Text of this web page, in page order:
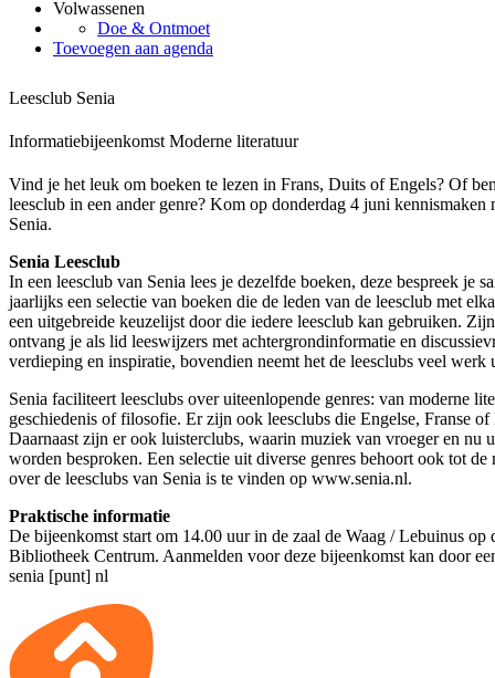
Volwassenen
Doe & Ontmoet
Toevoegen aan agenda
Leesclub Senia
Informatiebijeenkomst Moderne literatuur
Vind je het leuk om boeken te lezen in Frans, Duits of Engels? Of
leesclub in een ander genre? Kom op donderdag 4 juni kennismaken
Senia.
Senia Leesclub
In een leesclub van Senia lees je dezelfde boeken, deze bespreek je
jaarlijks een selectie van boeken die de leden van de leesclub met
een uitgebreide keuzelijst door die iedere leesclub kan gebruiken.
ontvang je als lid leeswijzers met achtergrondinformatie en
verdieping en inspiratie, bovendien neemt het de leesclubs veel werk
Senia faciliteert leesclubs over uiteenlopende genres: van moderne
geschiedenis of filosofie. Er zijn ook leesclubs die Engelse, Franse
Daarnaast zijn er ook luisterclubs, waarin muziek van vroeger en nu
worden besproken. Een selectie uit diverse genres behoort ook tot
over de leesclubs van Senia is te vinden op www.senia.nl.
Praktische informatie
De bijeenkomst start om 14.00 uur in de zaal de Waag / Lebuinus op
Bibliotheek Centrum. Aanmelden voor deze bijeenkomst kan door
senia [punt] nl